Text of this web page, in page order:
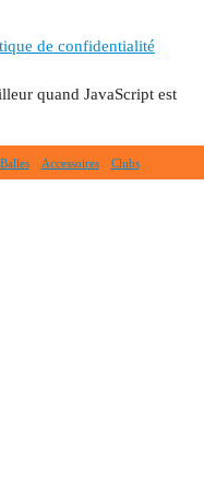
de confidentialité
quand JavaScript est
Balles Accessoires Clubs